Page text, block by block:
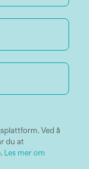
Ved å
du at
Les mer om